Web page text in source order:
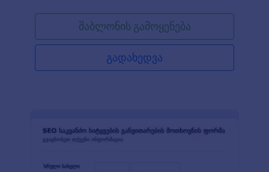
შაბლონის გამოყენება
გადახედვა